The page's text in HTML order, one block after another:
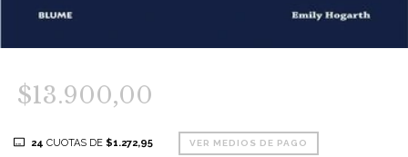
$13.900,00
24 CUOTAS DE$1.272,95 VER MEDIOS DE PAGO